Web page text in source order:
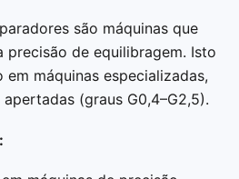
são máquinas que
precisão de equilibragem. Isto
máquinas especializadas,
(graus G0,4–G2,5).